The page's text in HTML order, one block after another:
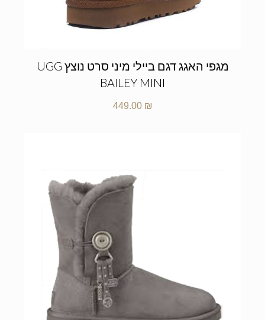
מגפי האגג דגם ביילי מיני סרט נוצץ UGG
BAILEY MINI
449.00 ₪